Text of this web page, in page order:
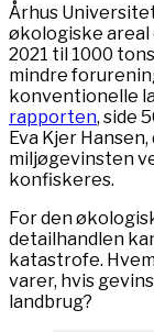
Århus
økologiske
2021 til 1000
mindre
konventionelle
rapporten, side
Eva Kjer
miljøgevinsten
konfiskeres.
For den
detailhandlen
katastrofe.
varer, hvis
landbrug?